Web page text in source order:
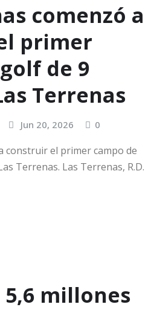
comenzó a
primer
de 9
Terrenas
Jun 20, 2026 0
construir el primer campo de
Terrenas. Las Terrenas, R.D.
5,6 millones